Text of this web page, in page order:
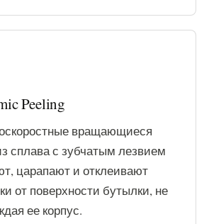
Peeling
вращающиеся
сплава с зубчатым лезвием
царапают и отклеивают
от поверхности бутылки, не
ее корпус.